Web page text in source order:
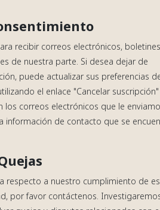
recibir correos electrónicos,
de nuestra parte. Si desea dejar de
puede actualizar sus preferencias
el enlace "Cancelar suscripción"
los correos electrónicos que le
información de contacto que se
respecto a nuestro cumplimiento de
por favor contáctenos.